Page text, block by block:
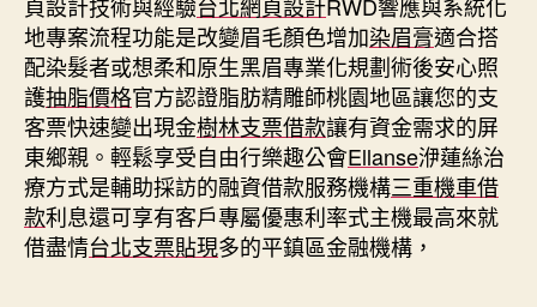
地專案流程功能是改變眉毛顏色增加染眉膏適合搭
配染髮者或想柔和原生黑眉專業化規劃術後安心照
護抽脂價格官方認證脂肪精雕師桃園地區讓您的支
客票快速變出現金樹林支票借款讓有資金需求的屏
東鄉親。輕鬆享受自由行樂趣公會Ellanse洢蓮絲治
療方式是輔助採訪的融資借款服務機構三重機車借
款利息還可享有客戶專屬優惠利率式主機最高來就
借盡情台北支票貼現多的平鎮區金融機構，